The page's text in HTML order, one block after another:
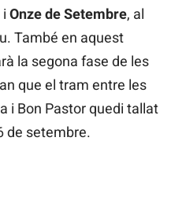
i Onze de Setembre, al
També en aquest
la segona fase de les
que el tram entre les
i Bon Pastor quedi tallat
de setembre.